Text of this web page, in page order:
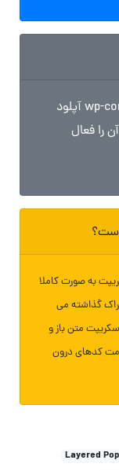
کافیست افزونه را در مسیر wp-content/plugins آپلود
را فعال
به صورت کاملا
گذاشته می
متن باز و
کدهای درون